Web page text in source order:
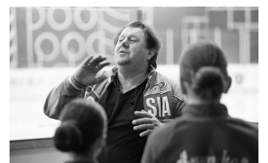
релизы
О
Metro
Стримы
Спецпроекты
Звезды
Выборы
2026
Metro